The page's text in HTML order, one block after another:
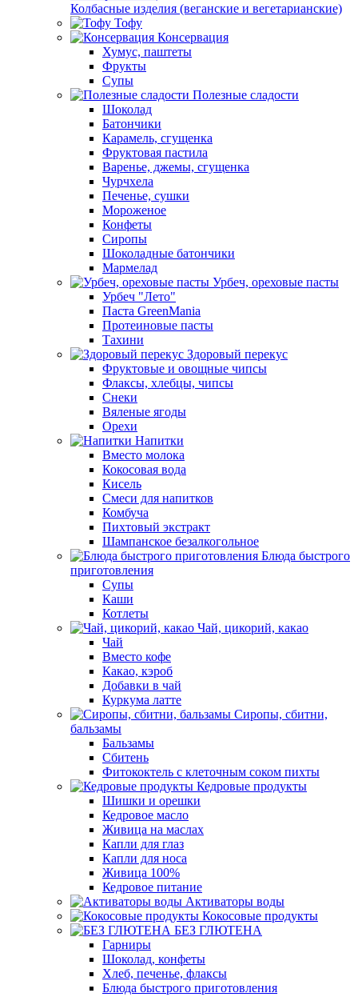
Колбасные изделия (веганские и вегетарианские)
Тофу
Консервация
Хумус, паштеты
Фрукты
Супы
Полезные сладости
Шоколад
Батончики
Карамель, сгущенка
Фруктовая пастила
Варенье, джемы, сгущенка
Чурчхела
Печенье, сушки
Мороженое
Конфеты
Сиропы
Шоколадные батончики
Мармелад
Урбеч, ореховые пасты
Урбеч "Лето"
Паста GreenMania
Протеиновые пасты
Тахини
Здоровый перекус
Фруктовые и овощные чипсы
Флаксы, хлебцы, чипсы
Снеки
Вяленые ягоды
Орехи
Напитки
Вместо молока
Кокосовая вода
Кисель
Смеси для напитков
Комбуча
Пихтовый экстракт
Шампанское безалкогольное
Блюда быстрого
приготовления
Супы
Каши
Котлеты
Чай, цикорий, какао
Чай
Вместо кофе
Какао, кэроб
Добавки в чай
Куркума латте
Сиропы, сбитни,
бальзамы
Бальзамы
Сбитень
Фитококтель с клеточным соком пихты
Кедровые продукты
Шишки и орешки
Кедровое масло
Живица на маслах
Капли для глаз
Капли для носа
Живица 100%
Кедровое питание
Активаторы воды
Кокосовые продукты
БЕЗ ГЛЮТЕНА
Гарниры
Шоколад, конфеты
Хлеб, печенье, флаксы
Блюда быстрого приготовления